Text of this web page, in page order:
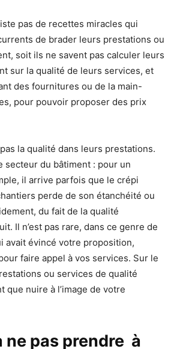
pas de recettes miracles qui
de brader leurs prestations ou
soit ils ne savent pas calculer leurs
sur la qualité de leurs services, et
des fournitures ou de la main-
pour pouvoir proposer des prix
la qualité dans leurs prestations.
secteur du bâtiment : pour un
il arrive parfois que le crépi
perde de son étanchéité ou
du fait de la qualité
Il n’est pas rare, dans ce genre de
avait évincé votre proposition,
faire appel à vos services. Sur le
ou services de qualité
que nuire à l’image de votre
ne pas prendre à